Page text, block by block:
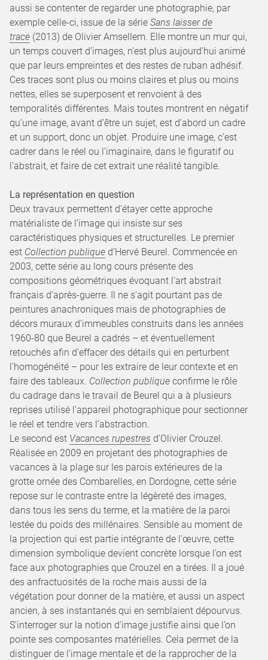
aussi se contenter de regarder une photographie, par
exemple celle-ci, issue de la série Sans laisser de
trace (2013) de Olivier Amsellem. Elle montre un mur qui,
un temps couvert d’images, n’est plus aujourd’hui animé
que par leurs empreintes et des restes de ruban adhésif.
Ces traces sont plus ou moins claires et plus ou moins
nettes, elles se superposent et renvoient à des
temporalités différentes. Mais toutes montrent en négatif
qu’une image, avant d’être un sujet, est d’abord un cadre
et un support, donc un objet. Produire une image, c’est
cadrer dans le réel ou l’imaginaire, dans le figuratif ou
l’abstrait, et faire de cet extrait une réalité tangible.
La représentation en question
Deux travaux permettent d’étayer cette approche
matérialiste de l’image qui insiste sur ses
caractéristiques physiques et structurelles. Le premier
est Collection publique d’Hervé Beurel. Commencée en
2003, cette série au long cours présente des
compositions géométriques évoquant l’art abstrait
français d’après-guerre. Il ne s’agit pourtant pas de
peintures anachroniques mais de photographies de
décors muraux d’immeubles construits dans les années
1960-80 que Beurel a cadrés – et éventuellement
retouchés afin d’effacer des détails qui en perturbent
l’homogénéité – pour les extraire de leur contexte et en
faire des tableaux. Collection publique confirme le rôle
du cadrage dans le travail de Beurel qui a à plusieurs
reprises utilisé l’appareil photographique pour sectionner
le réel et tendre vers l’abstraction.
Le second est Vacances rupestres d’Olivier Crouzel.
Réalisée en 2009 en projetant des photographies de
vacances à la plage sur les parois extérieures de la
grotte ornée des Combarelles, en Dordogne, cette série
repose sur le contraste entre la légèreté des images,
dans tous les sens du terme, et la matière de la paroi
lestée du poids des millénaires. Sensible au moment de
la projection qui est partie intégrante de l’œuvre, cette
dimension symbolique devient concrète lorsque l’on est
face aux photographies que Crouzel en a tirées. Il a joué
des anfractuosités de la roche mais aussi de la
végétation pour donner de la matière, et aussi un aspect
ancien, à ses instantanés qui en semblaient dépourvus.
S’interroger sur la notion d’image justifie ainsi que l’on
pointe ses composantes matérielles. Cela permet de la
distinguer de l’image mentale et de la rapprocher de la